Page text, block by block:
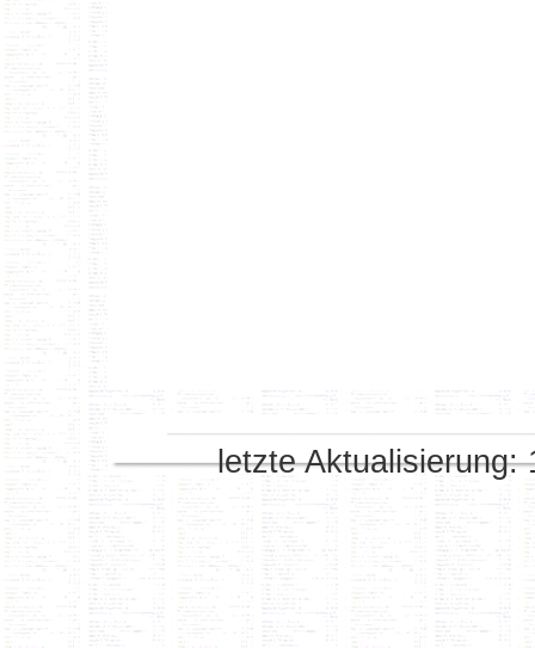
letzte Aktualisierung: